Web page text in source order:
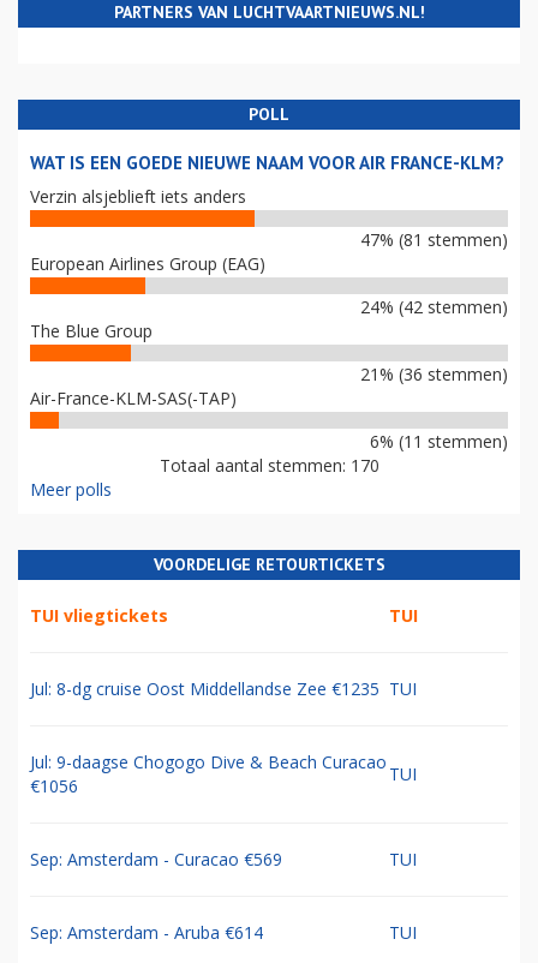
PARTNERS VAN LUCHTVAARTNIEUWS.NL!
POLL
WAT IS EEN GOEDE NIEUWE NAAM VOOR AIR FRANCE-KLM?
Verzin alsjeblieft iets anders
47% (81 stemmen)
European Airlines Group (EAG)
24% (42 stemmen)
The Blue Group
21% (36 stemmen)
Air-France-KLM-SAS(-TAP)
6% (11 stemmen)
Totaal aantal stemmen: 170
Meer polls
VOORDELIGE RETOURTICKETS
TUI vliegtickets TUI
Jul: 8-dg cruise Oost Middellandse Zee €1235 TUI
Jul: 9-daagse Chogogo Dive & Beach Curacao
€1056
TUI
Sep: Amsterdam - Curacao €569 TUI
Sep: Amsterdam - Aruba €614 TUI